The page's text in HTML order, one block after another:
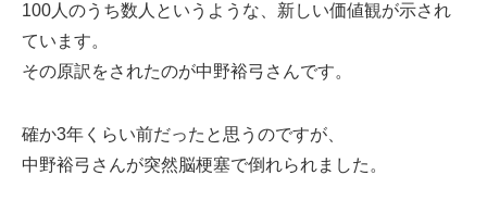
100人のうち数人というような、新しい価値観が示され
ています。
その原訳をされたのが中野裕弓さんです。
確か3年くらい前だったと思うのですが、
中野裕弓さんが突然脳梗塞で倒れられました。